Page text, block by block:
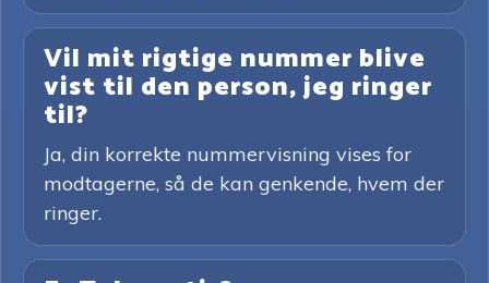
Vil mit rigtige nummer blive
vist til den person, jeg ringer
til?
Ja, din korrekte nummervisning vises for
modtagerne, så de kan genkende, hvem der
ringer.